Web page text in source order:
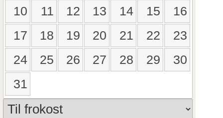
10
11 12 13 14 15
16
17
18 19 20 21 22
23
24
25 26 27 28 29
30
31